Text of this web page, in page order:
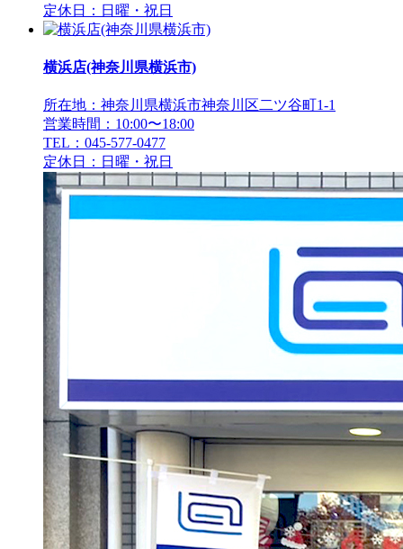
定休日：日曜・祝日
横浜店(神奈川県横浜市)
所在地：神奈川県横浜市神奈川区二ツ谷町1-1
営業時間：10:00〜18:00
TEL：045-577-0477
定休日：日曜・祝日